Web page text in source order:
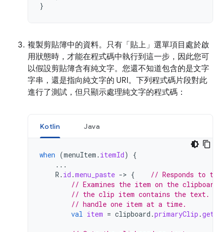
}
複製剪貼簿中的資料。只有「貼上」選單項目處於啟
用狀態時，才能在程式碼中執行到這一步，因此您可
以假設剪貼簿含有純文字。您還不知道包含的是文字
字串，還是指向純文字的 URI。下列程式碼片段對此
進行了測試，但只顯示處理純文字的程式碼：
Kotlin Java
when (menuItem . itemId)
{
...
R . id .menu_paste -> {
// Responds to
// Examines the item on the
// the clip item contains the text.
// handle one item at a time.
val item = clipboard .primaryClip .